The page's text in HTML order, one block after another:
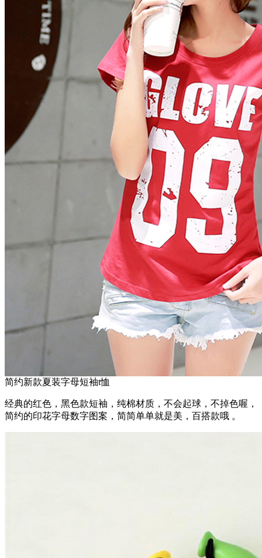
简约新款夏装字母短袖t恤
经典的红色，黑色款短袖，纯棉材质，不会起球，不掉色喔，
简约的印花字母数字图案，简简单单就是美，百搭款哦 。